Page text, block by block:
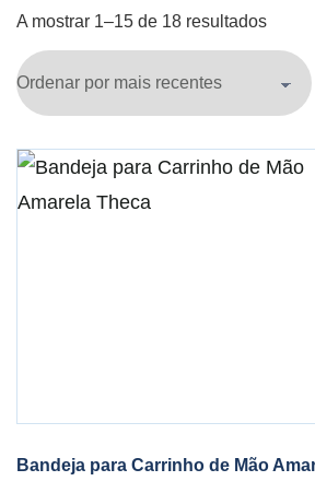
A mostrar 1–15 de 18 resultados
Bandeja para Carrinho de Mão